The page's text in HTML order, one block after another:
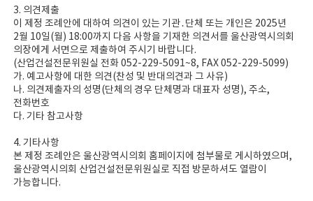
3. 의견제출
이 제정 조례안에 대하여 의견이 있는 기관․단체 또는 개인은 2025년
2월 10일(월) 18:00까지 다음 사항을 기재한 의견서를 울산광역시의회
의장에게 서면으로 제출하여 주시기 바랍니다.
(산업건설전문위원실 전화 052-229-5091~8, FAX 052-229-5099)
가. 예고사항에 대한 의견(찬성 및 반대의견과 그 사유)
나. 의견제출자의 성명(단체의 경우 단체명과 대표자 성명), 주소,
전화번호
다. 기타 참고사항
4. 기타사항
본 제정 조례안은 울산광역시의회 홈페이지에 첨부물로 게시하였으며,
울산광역시의회 산업건설전문위원실로 직접 방문하셔도 열람이
가능합니다.